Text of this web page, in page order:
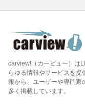
carview!（カービュー）は
らゆる情報やサービスを
報から、ユーザーや専門家
多く掲載しています。